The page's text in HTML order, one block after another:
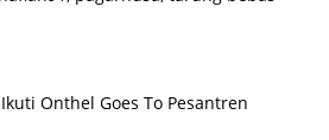
Onthel Goes To Pesantren